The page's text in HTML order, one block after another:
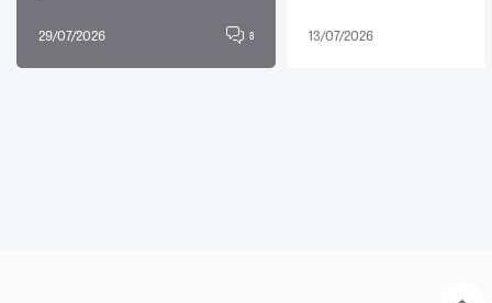
29/07/2026 8 13/07/2026